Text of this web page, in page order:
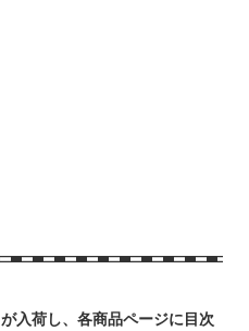
入荷し、各商品ページに目次